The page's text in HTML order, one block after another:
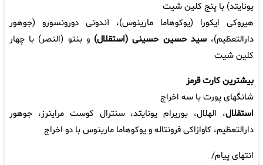
یونایتد) با پنج کلین شیت
هیروکی ایکورا (یوکوهاما مارینوس)، آندونی دورونسورو (جوهور
دارالتعظیم)،سید حسین حسینی (استقلال) و بنتو (النصر) با چهار
کلین شیت
بیشترین کارت قرمز
شانگهای پورت با سه اخراج
استقلال، الهلال، بوریرام یونایتد، سنترال کوست مراینرز، جوهور
دارالتعظیم، کاوازاکی فرونتاله و یوکوهاما مارینوس با دو اخراج
انتهای پیام/